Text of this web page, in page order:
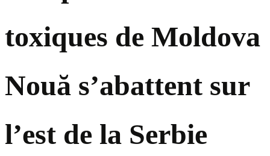
toxiques de Moldova
Nouă s’abattent sur
l’est de la Serbie